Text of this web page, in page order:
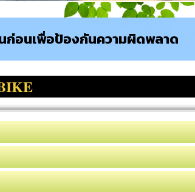
ก่อนเพื่อป้องกันความผิดพลาด